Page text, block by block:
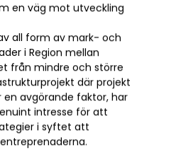
en väg mot utveckling
all form av mark- och
i Region mellan
från mindre och större
där projekt
avgörande faktor, har
intresse för att
i syftet att